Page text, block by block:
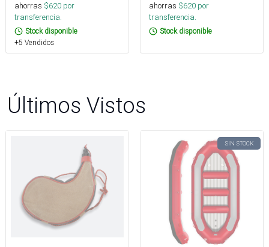
ahorras $620 por
transferencia.
Stock disponible
+5 Vendidos
ahorras $620 por
transferencia.
Stock disponible
Últimos Vistos
SIN STOCK